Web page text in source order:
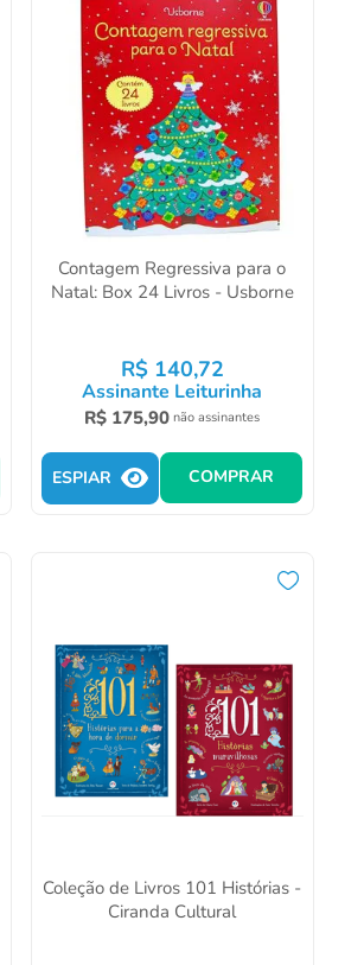
Contagem Regressiva para o
Natal: Box 24 Livros - Usborne
R$ 140,72
Assinante Leiturinha
R$ 175,90 não assinantes
ESPIAR COMPRAR
Coleção de Livros 101 Histórias -
Ciranda Cultural